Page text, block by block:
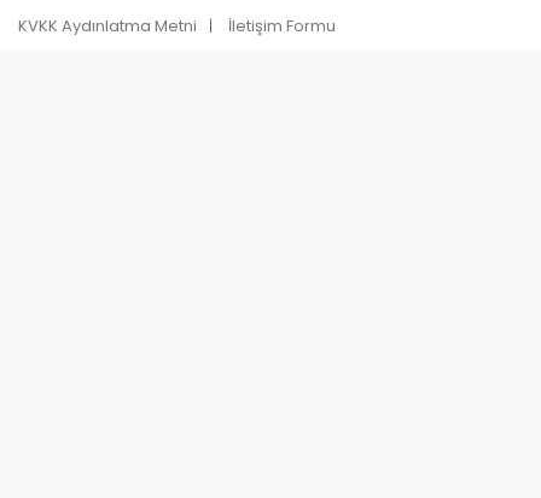
KVKK Aydınlatma Metni İletişim Formu